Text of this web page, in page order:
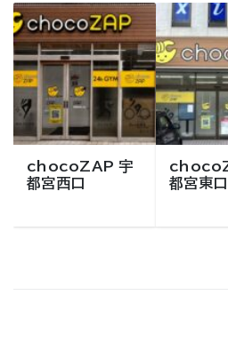
chocoZAP 宇
都宮西口
都宮東口